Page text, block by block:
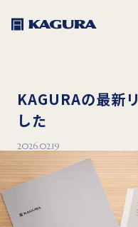
KAGURAの最新
した
2026.02.19